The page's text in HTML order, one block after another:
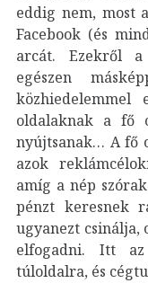
eddig nem, most
Facebook (és
arcát. Ezekről
egészen
közhiedelemmel
oldalaknak a fő
nyújtsanak… A fő
azok
amíg a nép
pénzt keresnek
ugyanezt csinálja,
elfogadni. Itt
túloldalra, és